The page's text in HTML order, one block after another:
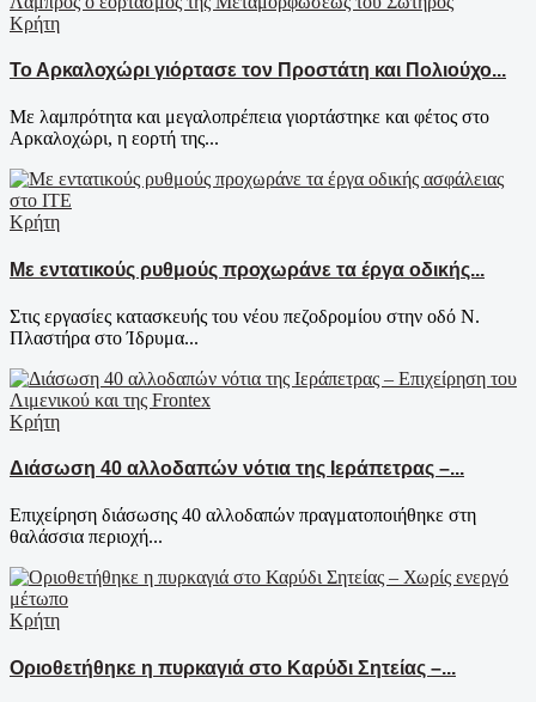
Κρήτη
Το Αρκαλοχώρι γιόρτασε τον Προστάτη και Πολιούχο...
Με λαμπρότητα και μεγαλοπρέπεια γιορτάστηκε και φέτος στο
Αρκαλοχώρι, η εορτή της...
Κρήτη
Με εντατικούς ρυθμούς προχωράνε τα έργα οδικής...
Στις εργασίες κατασκευής του νέου πεζοδρομίου στην οδό Ν.
Πλαστήρα στο Ίδρυμα...
Κρήτη
Διάσωση 40 αλλοδαπών νότια της Ιεράπετρας –...
Επιχείρηση διάσωσης 40 αλλοδαπών πραγματοποιήθηκε στη
θαλάσσια περιοχή...
Κρήτη
Οριοθετήθηκε η πυρκαγιά στο Καρύδι Σητείας –...